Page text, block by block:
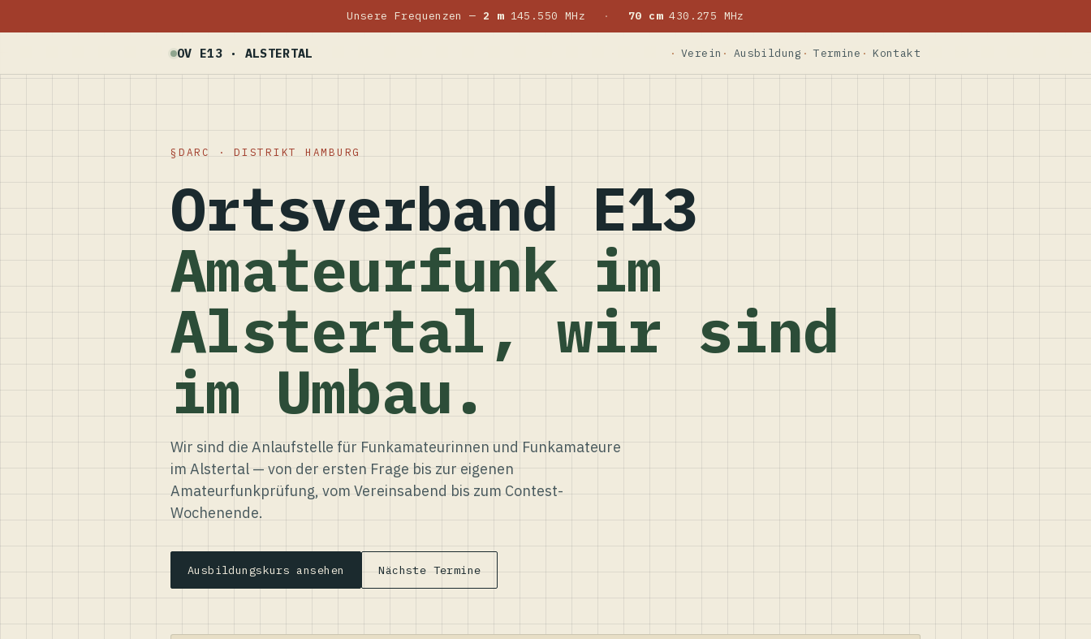
Unsere Frequenzen — 2 m145.550 MHz · 70 cm430.275 MHz
OV E13 · ALSTERTAL Verein Ausbildung Termine Kontakt
DARC · DISTRIKT HAMBURG
Ortsverband E13
Amateurfunk im
Alstertal, wir sind
im Umbau.
Wir sind die Anlaufstelle für Funkamateurinnen und Funkamateure
im Alstertal — von der ersten Frage bis zur eigenen
Amateurfunkprüfung, vom Vereinsabend bis zum Contest-
Wochenende.
Ausbildungskurs ansehen Nächste Termine